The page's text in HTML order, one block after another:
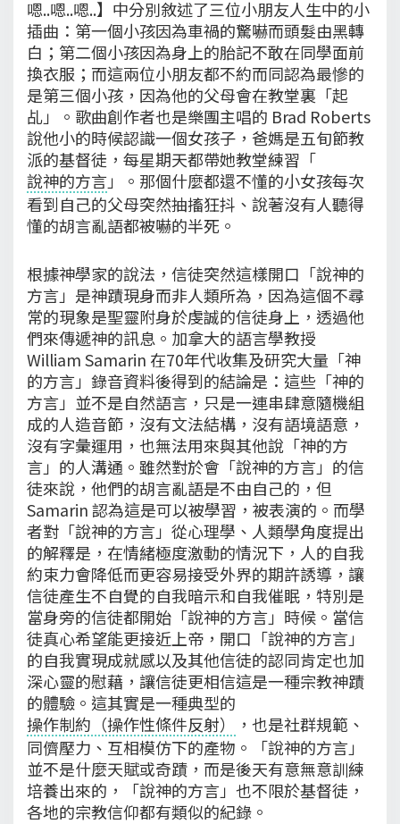
嗯..嗯..嗯..】中分別敘述了三位小朋友人生中的小
插曲：第一個小孩因為車禍的驚嚇而頭髮由黑轉
白；第二個小孩因為身上的胎記不敢在同學面前
換衣服；而這兩位小朋友都不約而同認為最慘的
是第三個小孩，因為他的父母會在教堂裏「起
乩」。歌曲創作者也是樂團主唱的 Brad Roberts
說他小的時候認識一個女孩子，爸媽是五旬節教
派的基督徒，每星期天都帶她教堂練習「
說神的方言」。那個什麼都還不懂的小女孩每次
看到自己的父母突然抽搐狂抖、說著沒有人聽得
懂的胡言亂語都被嚇的半死。
根據神學家的說法，信徒突然這樣開口「說神的
方言」是神蹟現身而非人類所為，因為這個不尋
常的現象是聖靈附身於虔誠的信徒身上，透過他
們來傳遞神的訊息。加拿大的語言學教授
William Samarin 在70年代收集及研究大量「神
的方言」錄音資料後得到的結論是：這些「神的
方言」並不是自然語言，只是一連串肆意隨機組
成的人造音節，沒有文法結構，沒有語境語意，
沒有字彙運用，也無法用來與其他說「神的方
言」的人溝通。雖然對於會「說神的方言」的信
徒來說，他們的胡言亂語是不由自己的，但
Samarin 認為這是可以被學習，被表演的。而學
者對「說神的方言」從心理學、人類學角度提出
的解釋是，在情緒極度激動的情況下，人的自我
約束力會降低而更容易接受外界的期許誘導，讓
信徒產生不自覺的自我暗示和自我催眠，特別是
當身旁的信徒都開始「說神的方言」時候。當信
徒真心希望能更接近上帝，開口「說神的方言」
的自我實現成就感以及其他信徒的認同肯定也加
深心靈的慰藉，讓信徒更相信這是一種宗教神蹟
的體驗。這其實是一種典型的
操作制約（操作性條件反射）
，也是社群規範、
同儕壓力、互相模仿下的產物。「說神的方言」
並不是什麼天賦或奇蹟，而是後天有意無意訓練
培養出來的，「說神的方言」也不限於基督徒，
各地的宗教信仰都有類似的紀錄。